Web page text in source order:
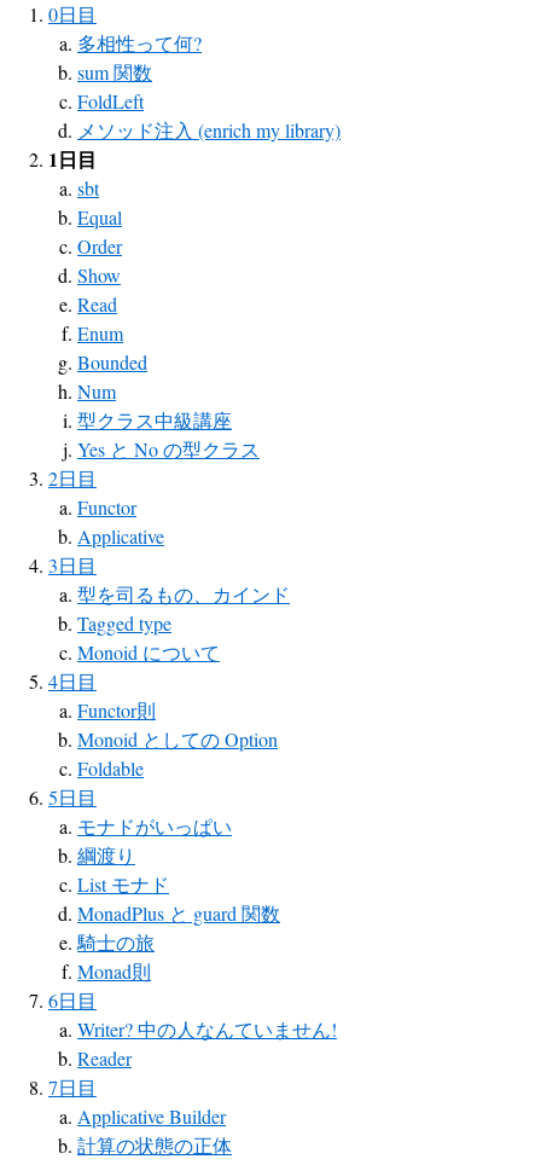
0日目
多相性って何?
sum 関数
FoldLeft
メソッド注入 (enrich my library)
1日目
sbt
Equal
Order
Show
Read
Enum
Bounded
Num
型クラス中級講座
Yes と No の型クラス
2日目
Functor
Applicative
3日目
型を司るもの、カインド
Tagged type
Monoid について
4日目
Functor則
Monoid としての Option
Foldable
5日目
モナドがいっぱい
綱渡り
List モナド
MonadPlus と guard 関数
騎士の旅
Monad則
6日目
Writer? 中の人なんていません!
Reader
7日目
Applicative Builder
計算の状態の正体